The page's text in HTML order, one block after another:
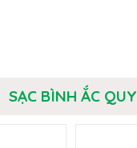
SẠC BÌNH ẮC QUY